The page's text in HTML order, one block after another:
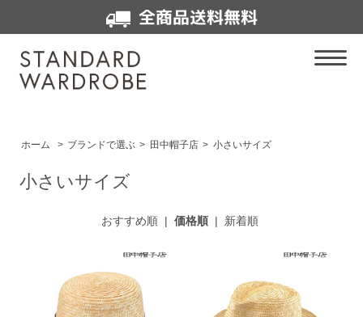
全商品送料無料
ホーム > ブランドで選ぶ > 田中帽子店 > 小さいサイズ
小さいサイズ
おすすめ順| 価格順| 新着順